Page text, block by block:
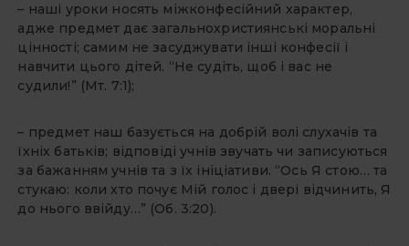
– наші уроки носять міжконфесійний характер,
адже предмет дає загальнохристиянські моральні
цінності; самим не засуджувати інші конфесії і
навчити цього дітей. “Не судіть, щоб і вас не
судили!” (Мт. 7:1);
– предмет наш базується на добрій волі слухачів та
їхніх батьків; відповіді учнів звучать чи записуються
за бажанням учнів та з їх ініціативи. “Ось Я стою… та
стукаю: коли хто почує Мій голос і двері відчинить, Я
до нього ввійду…” (Об. 3:20).